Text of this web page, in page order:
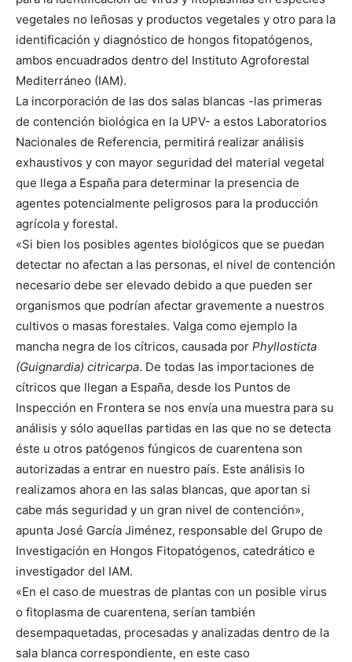
vegetales no leñosas y productos vegetales y otro para la
identificación y diagnóstico de hongos fitopatógenos,
ambos encuadrados dentro del Instituto Agroforestal
Mediterráneo (IAM).
La incorporación de las dos salas blancas -las primeras
de contención biológica en la UPV- a estos Laboratorios
Nacionales de Referencia, permitirá realizar análisis
exhaustivos y con mayor seguridad del material vegetal
que llega a España para determinar la presencia de
agentes potencialmente peligrosos para la producción
agrícola y forestal.
«Si bien los posibles agentes biológicos que se puedan
detectar no afectan a las personas, el nivel de contención
necesario debe ser elevado debido a que pueden ser
organismos que podrían afectar gravemente a nuestros
cultivos o masas forestales. Valga como ejemplo la
mancha negra de los cítricos, causada por Phyllosticta
(Guignardia) citricarpa. De todas las importaciones de
cítricos que llegan a España, desde los Puntos de
Inspección en Frontera se nos envía una muestra para su
análisis y sólo aquellas partidas en las que no se detecta
éste u otros patógenos fúngicos de cuarentena son
autorizadas a entrar en nuestro país. Este análisis lo
realizamos ahora en las salas blancas, que aportan si
cabe más seguridad y un gran nivel de contención»,
apunta José García Jiménez, responsable del Grupo de
Investigación en Hongos Fitopatógenos, catedrático e
investigador del IAM.
«En el caso de muestras de plantas con un posible virus
o fitoplasma de cuarentena, serían también
desempaquetadas, procesadas y analizadas dentro de la
sala blanca correspondiente, en este caso